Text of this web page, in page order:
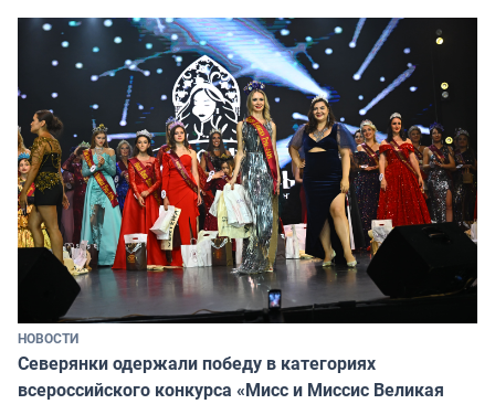
НОВОСТИ
Северянки одержали победу в категориях
всероссийского конкурса «Мисс и Миссис Великая